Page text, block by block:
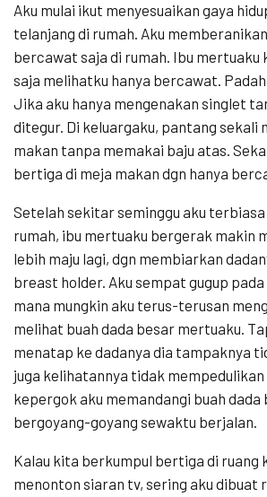
Aku mulai ikut menyesuaikan gaya
telanjang di rumah. Aku
bercawat saja di rumah. Ibu mertuaku
saja melihatku hanya bercawat.
Jika aku hanya mengenakan singlet
ditegur. Di keluargaku, pantang sekali
makan tanpa memakai baju atas.
bertiga di meja makan dgn hanya
Setelah sekitar seminggu aku
rumah, ibu mertuaku bergerak makin
lebih maju lagi, dgn membiarkan
breast holder. Aku sempat gugup
mana mungkin aku terus-terusan
melihat buah dada besar mertuaku.
menatap ke dadanya dia tampaknya
juga kelihatannya tidak
kepergok aku memandangi buah dada
bergoyang-goyang sewaktu berjalan.
Kalau kita berkumpul bertiga di ruang
menonton siaran tv, sering aku dibuat